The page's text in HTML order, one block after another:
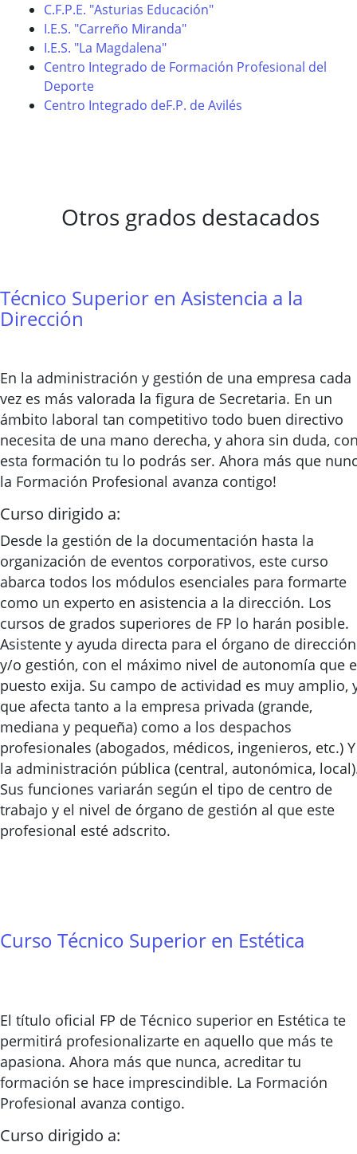
C.F.P.E. "Asturias Educación"
I.E.S. "Carreño Miranda"
I.E.S. "La Magdalena"
Centro Integrado de Formación Profesional del
Deporte
Centro Integrado deF.P. de Avilés
Otros grados destacados
Técnico Superior en Asistencia a la
Dirección
En la administración y gestión de una empresa cada
vez es más valorada la figura de Secretaria. En un
ámbito laboral tan competitivo todo buen directivo
necesita de una mano derecha, y ahora sin duda,
esta formación tu lo podrás ser. Ahora más que
la Formación Profesional avanza contigo!
Curso dirigido a:
Desde la gestión de la documentación hasta la
organización de eventos corporativos, este curso
abarca todos los módulos esenciales para formarte
como un experto en asistencia a la dirección. Los
cursos de grados superiores de FP lo harán posible.
Asistente y ayuda directa para el órgano de dirección
y/o gestión, con el máximo nivel de autonomía que
puesto exija. Su campo de actividad es muy amplio,
que afecta tanto a la empresa privada (grande,
mediana y pequeña) como a los despachos
profesionales (abogados, médicos, ingenieros, etc.)
la administración pública (central, autonómica,
Sus funciones variarán según el tipo de centro de
trabajo y el nivel de órgano de gestión al que este
profesional esté adscrito.
Curso Técnico Superior en Estética
El título oficial FP de Técnico superior en Estética te
permitirá profesionalizarte en aquello que más te
apasiona. Ahora más que nunca, acreditar tu
formación se hace imprescindible. La Formación
Profesional avanza contigo.
Curso dirigido a: